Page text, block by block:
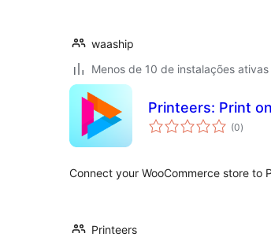
waaship
Menos de 10 de instalações ativas
Printeers: Print
(0total
de
)
Connect your WooCommerce store
Printeers